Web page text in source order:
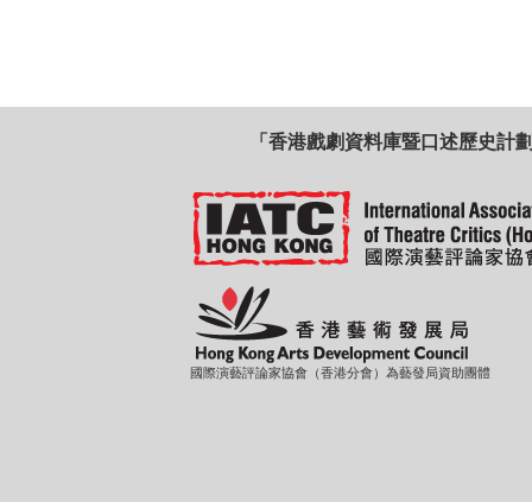
「香港戲劇資料庫暨口述歷史計
國際演藝評論家協會（香港分會）為藝發局資助團體